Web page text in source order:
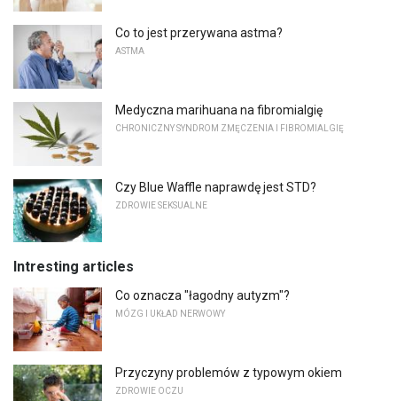
Co to jest przerywana astma?
ASTMA
Medyczna marihuana na fibromialgię
CHRONICZNY SYNDROM ZMĘCZENIA I FIBROMIALGIĘ
Czy Blue Waffle naprawdę jest STD?
ZDROWIE SEKSUALNE
Intresting articles
Co oznacza "łagodny autyzm"?
MÓZG I UKŁAD NERWOWY
Przyczyny problemów z typowym okiem
ZDROWIE OCZU